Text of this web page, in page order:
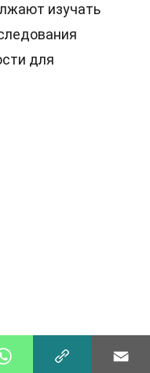
изучать
для
что малина может